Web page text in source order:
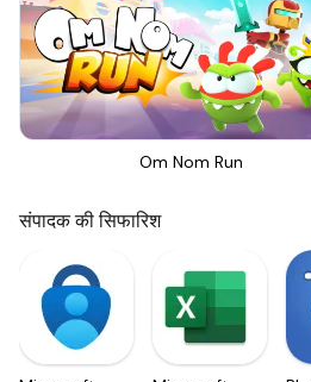
Om Nom Run
संपादक की सिफारिश